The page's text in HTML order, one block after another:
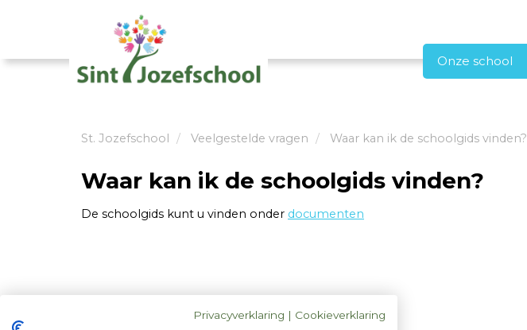
Onze school
St. Jozefschool Veelgestelde vragen Waar kan ik de schoolgids vinden?
Waar kan ik de schoolgids vinden?
De schoolgids kunt u vinden onder documenten
Privacyverklaring | Cookieverklaring